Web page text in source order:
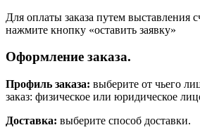
Для оплаты заказа путем выставления
нажмите кнопку «оставить заявку»
Оформление заказа.
Профиль заказа: выберите от чьего
заказ: физическое или юридическое
Доставка: выберите способ доставки.